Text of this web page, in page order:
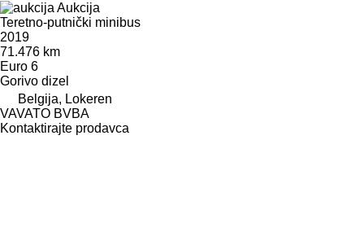
Aukcija
Teretno-putnički minibus
2019
71.476 km
Euro 6
Gorivo dizel
Belgija, Lokeren
VAVATO BVBA
Kontaktirajte prodavca